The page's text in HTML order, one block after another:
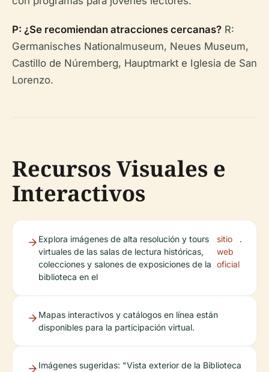
P: ¿Se recomiendan atracciones cercanas? R:
Germanisches Nationalmuseum, Neues Museum,
Castillo de Núremberg, Hauptmarkt e Iglesia de San
Lorenzo.
Recursos Visuales e
Interactivos
Explora imágenes de alta resolución y tours
virtuales de las salas de lectura históricas,
colecciones y salones de exposiciones de la
biblioteca en el
sitio
web
oficial
.
Mapas interactivos y catálogos en línea están
disponibles para la participación virtual.
Imágenes sugeridas: "Vista exterior de la Biblioteca